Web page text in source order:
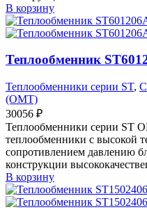
В корзину
Теплообменник
Теплообменники серии ST,
(OMT)
30056 ₽
Теплообменники серии ST
теплообменники с высокой
сопротивлением давлению
конструкции
В корзину